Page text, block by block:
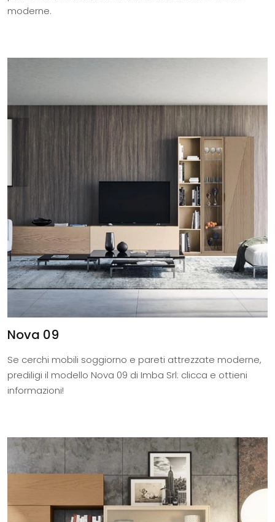
moderne.
Nova 09
Se cerchi mobili soggiorno e pareti attrezzate moderne,
prediligi il modello Nova 09 di Imba Srl: clicca e ottieni
informazioni!